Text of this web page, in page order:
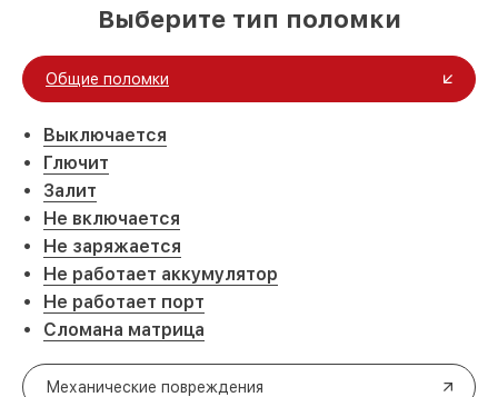
Выберите тип поломки
Общие поломки
Выключается
Глючит
Залит
Не включается
Не заряжается
Не работает аккумулятор
Не работает порт
Сломана матрица
Механические повреждения